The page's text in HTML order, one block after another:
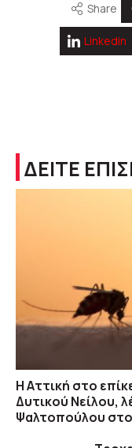
Share
Linkedin
ΔΕΙΤΕ
Η Αττική στο
Δυτικού Νείλου,
Ψαλτοπούλου